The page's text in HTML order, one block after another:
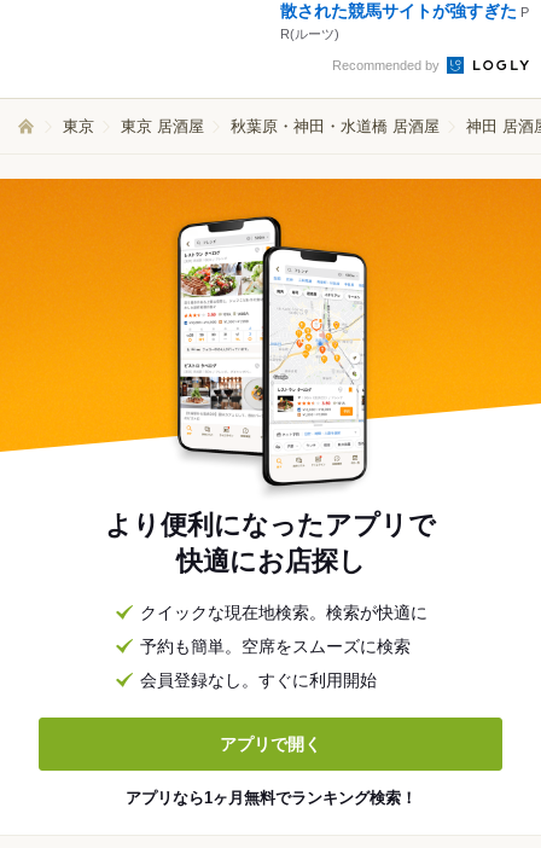
散された競馬サイトが強すぎた P
R(ルーツ)
Recommended by
東京 東京 居酒屋 秋葉原・神田・水道橋 居酒屋 神田 居酒
より便利になったアプリで
快適にお店探し
クイックな現在地検索。検索が快適に
予約も簡単。空席をスムーズに検索
会員登録なし。すぐに利用開始
アプリで開く
アプリなら1ヶ月無料でランキング検索！